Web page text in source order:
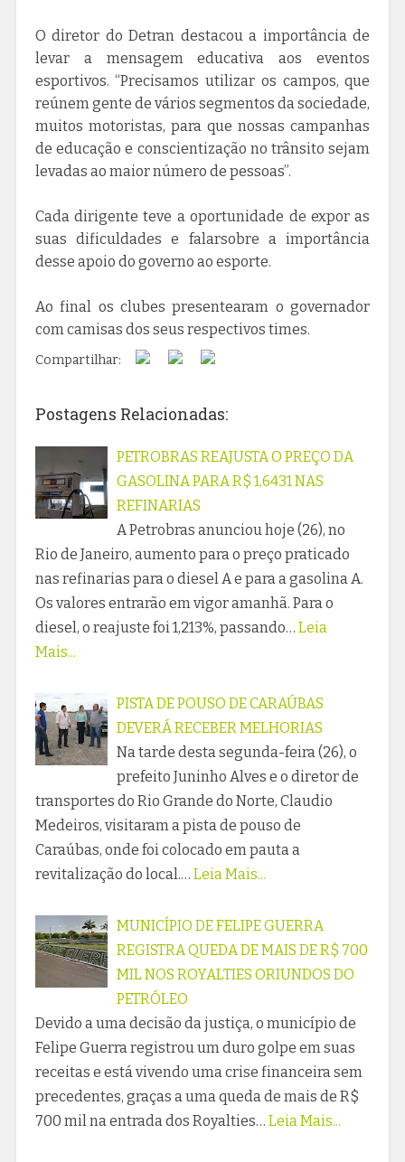
O diretor do Detran destacou a importância de
levar a mensagem educativa aos eventos
esportivos. “Precisamos utilizar os campos, que
reúnem gente de vários segmentos da sociedade,
muitos motoristas, para que nossas campanhas
de educação e conscientização no trânsito sejam
levadas ao maior número de pessoas”.
Cada dirigente teve a oportunidade de expor as
suas dificuldades e falarsobre a importância
desse apoio do governo ao esporte.
Ao final os clubes presentearam o governador
com camisas dos seus respectivos times.
Compartilhar:
Postagens Relacionadas:
PETROBRAS REAJUSTA O PREÇO DA
GASOLINA PARA R$ 1,6431 NAS
REFINARIAS
A Petrobras anunciou hoje (26), no
Rio de Janeiro, aumento para o preço praticado
nas refinarias para o diesel A e para a gasolina A.
Os valores entrarão em vigor amanhã. Para o
diesel, o reajuste foi 1,213%, passando… Leia
Mais...
PISTA DE POUSO DE CARAÚBAS
DEVERÁ RECEBER MELHORIAS
Na tarde desta segunda-feira (26), o
prefeito Juninho Alves e o diretor de
transportes do Rio Grande do Norte, Claudio
Medeiros, visitaram a pista de pouso de
Caraúbas, onde foi colocado em pauta a
revitalização do local.… Leia Mais...
MUNICÍPIO DE FELIPE GUERRA
REGISTRA QUEDA DE MAIS DE R$ 700
MIL NOS ROYALTIES ORIUNDOS DO
PETRÓLEO
Devido a uma decisão da justiça, o município de
Felipe Guerra registrou um duro golpe em suas
receitas e está vivendo uma crise financeira sem
precedentes, graças a uma queda de mais de R$
700 mil na entrada dos Royalties… Leia Mais...